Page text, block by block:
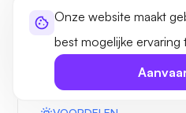
Onze website maakt
best mogelijke ervaring